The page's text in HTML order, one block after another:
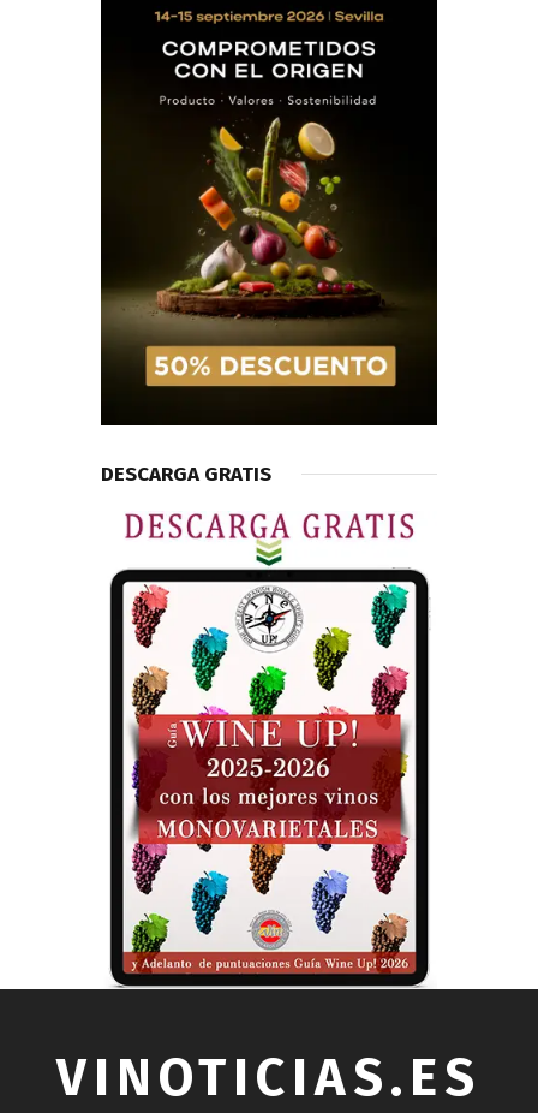
DESCARGA GRATIS
VINOTICIAS.ES